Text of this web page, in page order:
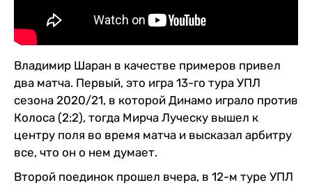
Владимир Шаран в качестве примеров привел
два матча. Первый, это игра 13-го тура УПЛ
сезона 2020/21, в которой Динамо играло против
Колоса (2:2), тогда Мирча Луческу вышел к
центру поля во время матча и высказал арбитру
все, что он о нем думает.
Второй поединок прошел вчера, в 12-м туре УПЛ